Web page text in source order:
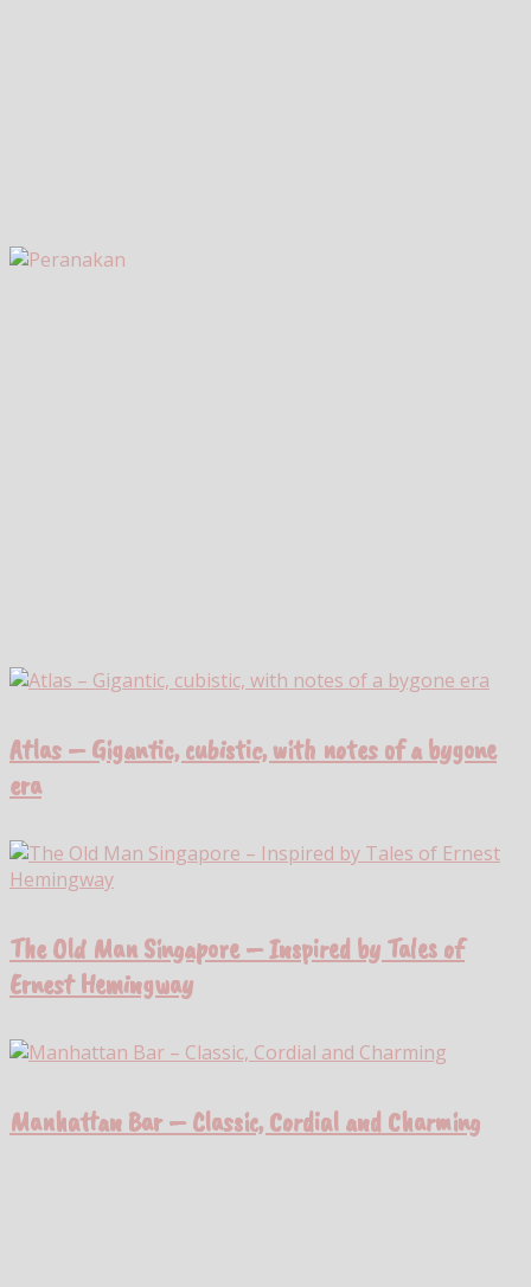
Atlas – Gigantic, cubistic, with notes of a bygone
era
The Old Man Singapore – Inspired by Tales of
Ernest Hemingway
Manhattan Bar – Classic, Cordial and Charming